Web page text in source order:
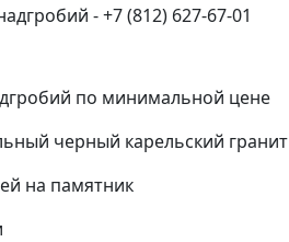
по минимальной цене
черный карельский гранит
на памятник